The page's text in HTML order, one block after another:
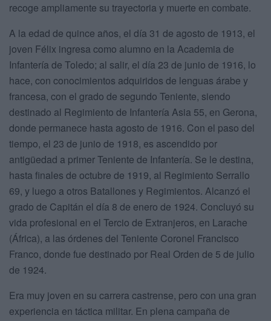
recoge ampliamente su trayectoria y muerte en combate.
A la edad de quince años, el día 31 de agosto de 1913, el
joven Félix ingresa como alumno en la Academia de
Infantería de Toledo; al salir, el día 23 de junio de 1916, lo
hace, con conocimientos adquiridos de lenguas árabe y
francesa, con el grado de segundo Teniente, siendo
destinado al Regimiento de Infantería Asia 55, en Gerona,
donde permanece hasta agosto de 1916. Con el paso del
tiempo, el 23 de junio de 1918, es ascendido por
antigüedad a primer Teniente de Infantería. Se le destina,
hasta finales de octubre de 1919, al Regimiento Serrallo
69, y luego a otros Batallones y Regimientos. Alcanzó el
grado de Capitán el día 8 de enero de 1924. Concluyó su
vida profesional en el Tercio de Extranjeros, en Larache
(África), a las órdenes del Teniente Coronel Francisco
Franco, donde fue destinado por Real Orden de 5 de julio
de 1924.
Era muy joven en su carrera castrense, pero con una gran
experiencia en táctica militar. En plena campaña de